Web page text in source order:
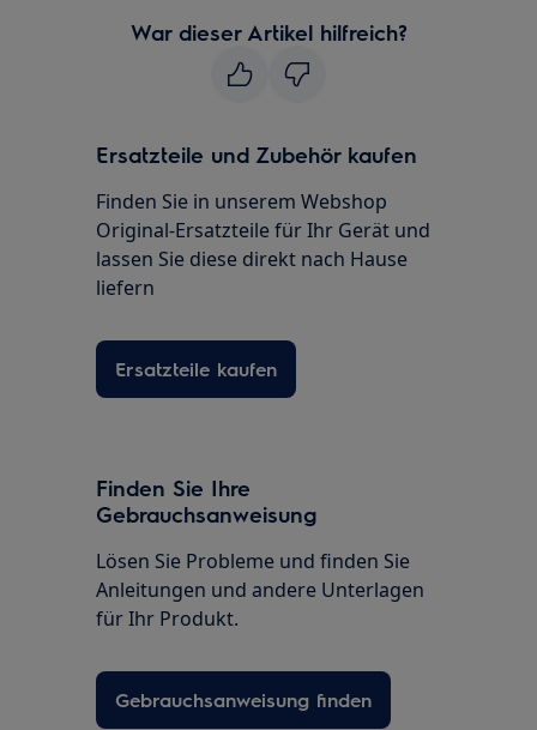
War dieser Artikel hilfreich?
Ersatzteile und Zubehör kaufen
Finden Sie in unserem Webshop
Original-Ersatzteile für Ihr Gerät und
lassen Sie diese direkt nach Hause
liefern
Ersatzteile kaufen
Finden Sie Ihre
Gebrauchsanweisung
Lösen Sie Probleme und finden Sie
Anleitungen und andere Unterlagen
für Ihr Produkt.
Gebrauchsanweisung finden